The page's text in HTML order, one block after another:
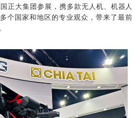
正大集团参展，携多款无人机、机器人
个国家和地区的专业观众，带来了最前